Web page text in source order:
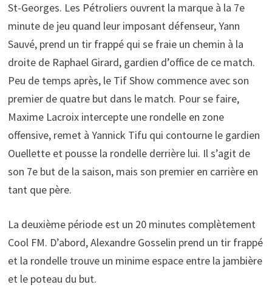
St-Georges. Les Pétroliers ouvrent la marque à la 7e
minute de jeu quand leur imposant défenseur, Yann
Sauvé, prend un tir frappé qui se fraie un chemin à la
droite de Raphael Girard, gardien d’office de ce match.
Peu de temps après, le Tif Show commence avec son
premier de quatre but dans le match. Pour se faire,
Maxime Lacroix intercepte une rondelle en zone
offensive, remet à Yannick Tifu qui contourne le gardien
Ouellette et pousse la rondelle derrière lui. Il s’agit de
son 7e but de la saison, mais son premier en carrière en
tant que père.
La deuxième période est un 20 minutes complètement
Cool FM. D’abord, Alexandre Gosselin prend un tir frappé
et la rondelle trouve un minime espace entre la jambière
et le poteau du but.